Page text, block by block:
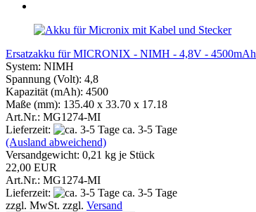
Ersatzakku für MICRONIX - NIMH - 4,8V - 4500mAh
System: NIMH
Spannung (Volt): 4,8
Kapazität (mAh): 4500
Maße (mm): 135.40 x 33.70 x 17.18
Art.Nr.: MG1274-MI
Lieferzeit:
ca. 3-5 Tage
(Ausland abweichend)
Versandgewicht: 0,21 kg je Stück
22,00 EUR
Art.Nr.: MG1274-MI
Lieferzeit:
ca. 3-5 Tage
zzgl. MwSt. zzgl. Versand